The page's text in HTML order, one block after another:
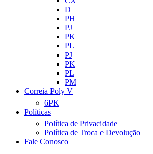
D
PH
PJ
PK
PL
PJ
PK
PL
PM
Correia Poly V
6PK
Políticas
Política de Privacidade
Política de Troca e Devolução
Fale Conosco